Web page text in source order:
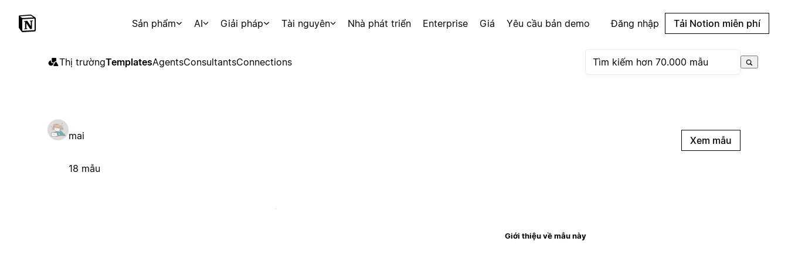
Sản phẩm AI Giải pháp Tài nguyên Nhà phát triển Enterprise Giá Yêu cầu bản demo Đăng nhập Tải Notion miễn phí
Thị trườngTemplatesAgentsConsultantsConnections
mai
18 mẫu
Xem mẫu
Giới thiệu về mẫu này